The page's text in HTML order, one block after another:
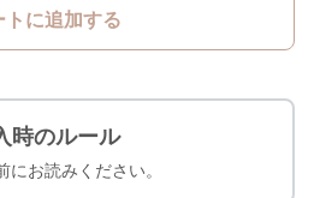
トに追加する
時のルール
にお読みください。